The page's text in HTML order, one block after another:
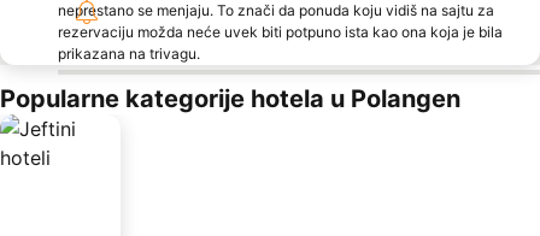
neprestano se menjaju. To znači da ponuda koju vidiš na sajtu za
rezervaciju možda neće uvek biti potpuno ista kao ona koja je bila
prikazana na trivagu.
Popularne kategorije hotela u Polangen